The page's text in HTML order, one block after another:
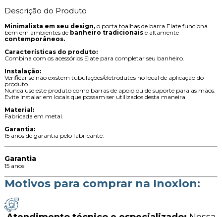
Descrição do Produto
Minimalista em seu design,o porta toalhas de barra Elate funciona
bem em ambientes de banheiro tradicionaise altamente
contemporâneos.
Características do produto:
Combina com os acessórios Elate para completar seu banheiro.
Instalação:
Verificar se não existem tubulações/eletrodutos no local de aplicação do
produto.
Nunca use este produto como barras de apoio ou de suporte para as mãos.
Evite instalar em locais que possam ser utilizados desta maneira.
Material:
Fabricada em metal.
Garantia:
15 anos de garantia pelo fabricante.
Garantia
15 anos
Motivos para comprar na Inoxlon: